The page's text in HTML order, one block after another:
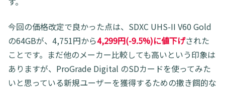
今回の価格改定で良かった点は、SDXC UHS-II V60 Gold
の64GBが、4,751円から4,299円(-9.5%)に値下げされた
ことです。まだ他のメーカー比較しても高いという印象は
ありますが、ProGrade Digital のSDカードを使ってみた
いと思っている新規ユーザーを獲得するための撒き餌的な